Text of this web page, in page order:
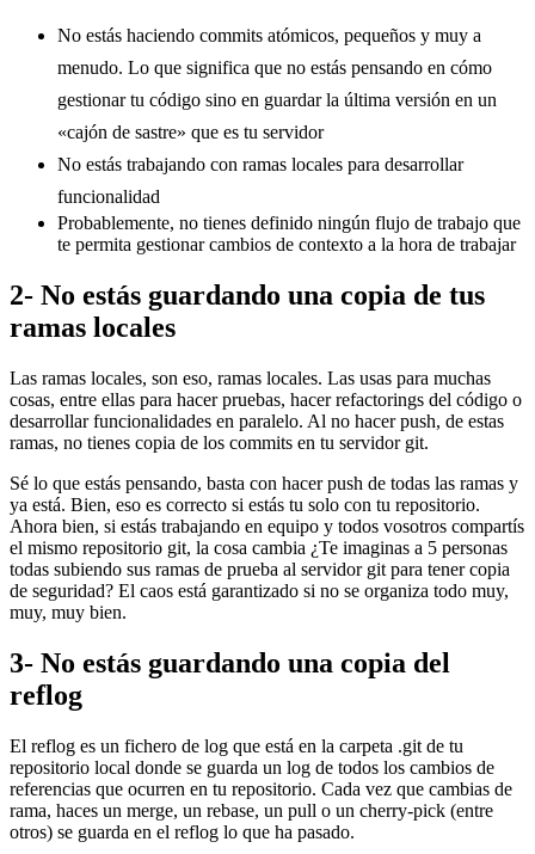
No estás haciendo commits atómicos, pequeños y muy a
menudo. Lo que significa que no estás pensando en cómo
gestionar tu código sino en guardar la última versión en un
«cajón de sastre» que es tu servidor
No estás trabajando con ramas locales para desarrollar
funcionalidad
Probablemente, no tienes definido ningún flujo de trabajo que
te permita gestionar cambios de contexto a la hora de trabajar
2- No estás guardando una copia de tus
ramas locales
Las ramas locales, son eso, ramas locales. Las usas para muchas
cosas, entre ellas para hacer pruebas, hacer refactorings del código o
desarrollar funcionalidades en paralelo. Al no hacer push, de estas
ramas, no tienes copia de los commits en tu servidor git.
Sé lo que estás pensando, basta con hacer push de todas las ramas y
ya está. Bien, eso es correcto si estás tu solo con tu repositorio.
Ahora bien, si estás trabajando en equipo y todos vosotros compartís
el mismo repositorio git, la cosa cambia ¿Te imaginas a 5 personas
todas subiendo sus ramas de prueba al servidor git para tener copia
de seguridad? El caos está garantizado si no se organiza todo muy,
muy, muy bien.
3- No estás guardando una copia del
reflog
El reflog es un fichero de log que está en la carpeta .git de tu
repositorio local donde se guarda un log de todos los cambios de
referencias que ocurren en tu repositorio. Cada vez que cambias de
rama, haces un merge, un rebase, un pull o un cherry-pick (entre
otros) se guarda en el reflog lo que ha pasado.